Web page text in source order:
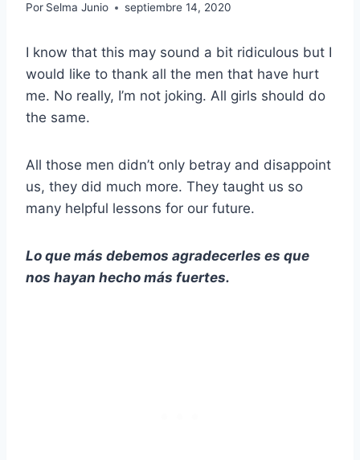
Por Selma Junio septiembre 14, 2020
I know that this may sound a bit ridiculous but I
would like to thank all the men that have hurt
me. No really, I’m not joking. All girls should do
the same.
All those men didn’t only betray and disappoint
us, they did much more. They taught us so
many helpful lessons for our future.
Lo que más debemos agradecerles es que
nos hayan hecho más fuertes.